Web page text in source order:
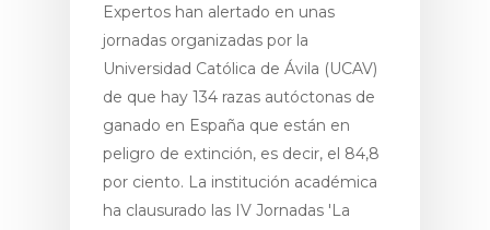
Expertos han alertado en unas
jornadas organizadas por la
Universidad Católica de Ávila (UCAV)
de que hay 134 razas autóctonas de
ganado en España que están en
peligro de extinción, es decir, el 84,8
por ciento. La institución académica
ha clausurado las IV Jornadas 'La
Proyecto
Espacios
Productos
Premium